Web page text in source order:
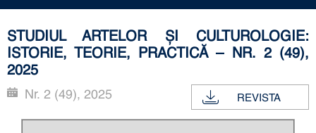
STUDIUL ARTELOR ȘI CULTUROLOGIE:
ISTORIE, TEORIE, PRACTICĂ – NR. 2 (49),
2025
REVISTA
Nr. 2 (49), 2025